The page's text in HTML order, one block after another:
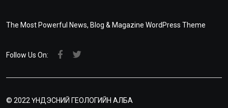
The Most Powerful News, Blog & Magazine WordPress Theme
Follow Us On:
© 2022 ҮНДЭСНИЙ ГЕОЛОГИЙН АЛБА